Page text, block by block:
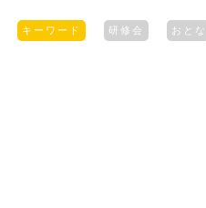
キーワード 研修会 おとな